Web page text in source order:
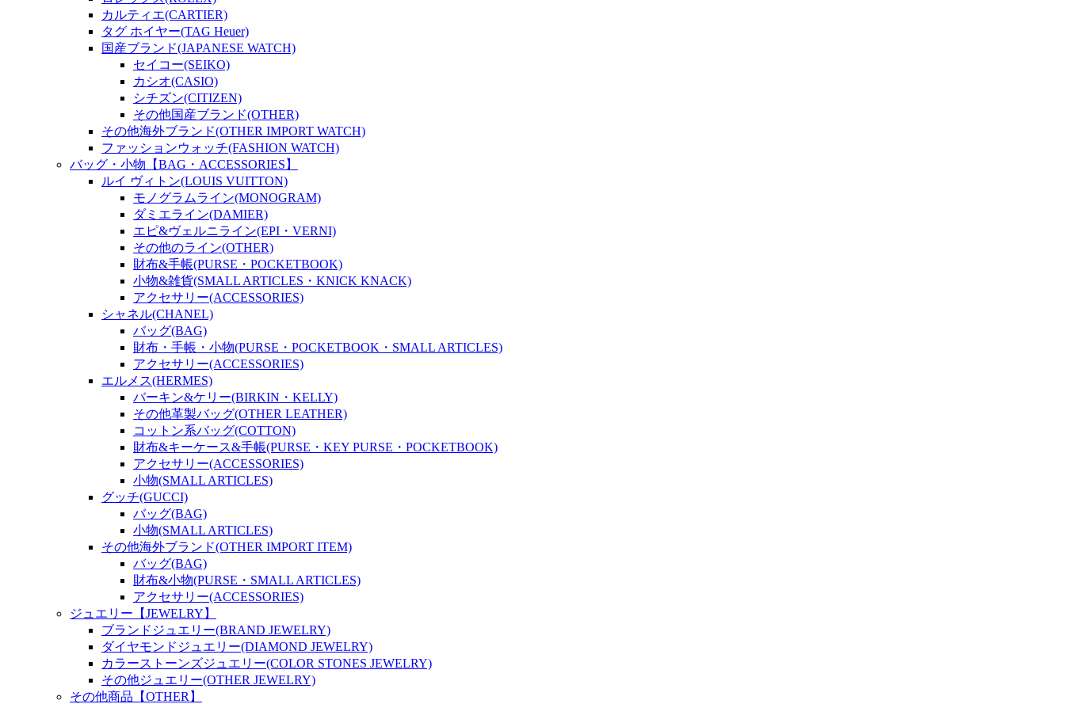
カルティエ(CARTIER)
タグ ホイヤー(TAG Heuer)
国産ブランド(JAPANESE WATCH)
セイコー(SEIKO)
カシオ(CASIO)
シチズン(CITIZEN)
その他国産ブランド(OTHER)
その他海外ブランド(OTHER IMPORT WATCH)
ファッションウォッチ(FASHION WATCH)
バッグ・小物【BAG・ACCESSORIES】
ルイ ヴィトン(LOUIS VUITTON)
モノグラムライン(MONOGRAM)
ダミエライン(DAMIER)
エピ&ヴェルニライン(EPI・VERNI)
その他のライン(OTHER)
財布&手帳(PURSE・POCKETBOOK)
小物&雑貨(SMALL ARTICLES・KNICK KNACK)
アクセサリー(ACCESSORIES)
シャネル(CHANEL)
バッグ(BAG)
財布・手帳・小物(PURSE・POCKETBOOK・SMALL ARTICLES)
アクセサリー(ACCESSORIES)
エルメス(HERMES)
バーキン&ケリー(BIRKIN・KELLY)
その他革製バッグ(OTHER LEATHER)
コットン系バッグ(COTTON)
財布&キーケース&手帳(PURSE・KEY PURSE・POCKETBOOK)
アクセサリー(ACCESSORIES)
小物(SMALL ARTICLES)
グッチ(GUCCI)
バッグ(BAG)
小物(SMALL ARTICLES)
その他海外ブランド(OTHER IMPORT ITEM)
バッグ(BAG)
財布&小物(PURSE・SMALL ARTICLES)
アクセサリー(ACCESSORIES)
ジュエリー【JEWELRY】
ブランドジュエリー(BRAND JEWELRY)
ダイヤモンドジュエリー(DIAMOND JEWELRY)
カラーストーンズジュエリー(COLOR STONES JEWELRY)
その他ジュエリー(OTHER JEWELRY)
その他商品【OTHER】